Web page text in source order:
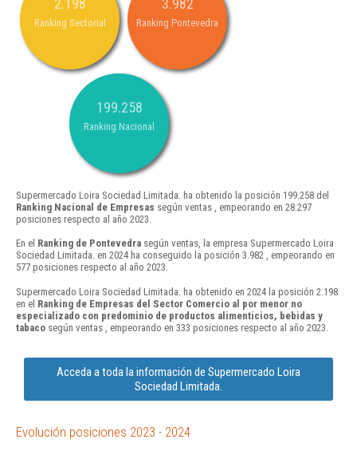
2.198
Ranking Sectorial
3.982
Ranking Pontevedra
199.258
Ranking Nacional
Supermercado Loira Sociedad Limitada. ha obtenido la posición 199.258 del
Ranking Nacional de Empresas según ventas , empeorando en 28.297
posiciones respecto al año 2023.
En el Ranking de Pontevedra según ventas, la empresa Supermercado Loira
Sociedad Limitada. en 2024 ha conseguido la posición 3.982 , empeorando en
577 posiciones respecto al año 2023.
Supermercado Loira Sociedad Limitada. ha obtenido en 2024 la posición 2.198
en el Ranking de Empresas del Sector Comercio al por menor no
especializado con predominio de productos alimenticios, bebidas y
tabaco según ventas , empeorando en 333 posiciones respecto al año 2023.
Acceda a toda la información de Supermercado Loira
Sociedad Limitada.
Evolución posiciones 2023 - 2024